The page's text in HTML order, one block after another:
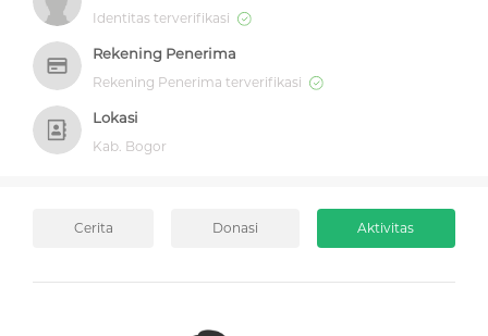
Identitas terverifikasi
Rekening Penerima
Rekening Penerima terverifikasi
Lokasi
Kab. Bogor
Cerita Donasi Aktivitas